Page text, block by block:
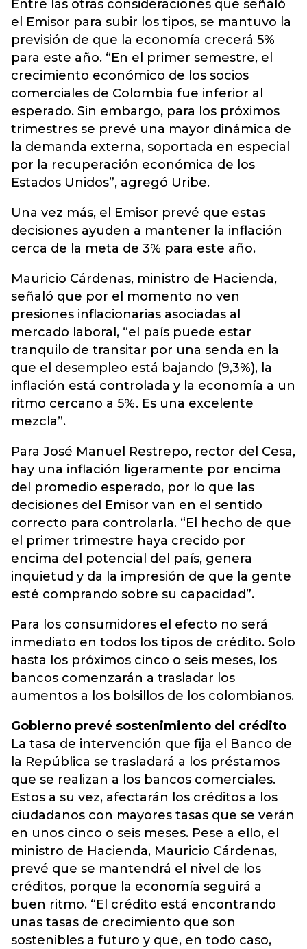
Entre las otras consideraciones que señaló
el Emisor para subir los tipos, se mantuvo la
previsión de que la economía crecerá 5%
para este año. “En el primer semestre, el
crecimiento económico de los socios
comerciales de Colombia fue inferior al
esperado. Sin embargo, para los próximos
trimestres se prevé una mayor dinámica de
la demanda externa, soportada en especial
por la recuperación económica de los
Estados Unidos”, agregó Uribe.
Una vez más, el Emisor prevé que estas
decisiones ayuden a mantener la inflación
cerca de la meta de 3% para este año.
Mauricio Cárdenas, ministro de Hacienda,
señaló que por el momento no ven
presiones inflacionarias asociadas al
mercado laboral, “el país puede estar
tranquilo de transitar por una senda en la
que el desempleo está bajando (9,3%), la
inflación está controlada y la economía a un
ritmo cercano a 5%. Es una excelente
mezcla”.
Para José Manuel Restrepo, rector del Cesa,
hay una inflación ligeramente por encima
del promedio esperado, por lo que las
decisiones del Emisor van en el sentido
correcto para controlarla. “El hecho de que
el primer trimestre haya crecido por
encima del potencial del país, genera
inquietud y da la impresión de que la gente
esté comprando sobre su capacidad”.
Para los consumidores el efecto no será
inmediato en todos los tipos de crédito. Solo
hasta los próximos cinco o seis meses, los
bancos comenzarán a trasladar los
aumentos a los bolsillos de los colombianos.
Gobierno prevé sostenimiento del crédito
La tasa de intervención que fija el Banco de
la República se trasladará a los préstamos
que se realizan a los bancos comerciales.
Estos a su vez, afectarán los créditos a los
ciudadanos con mayores tasas que se verán
en unos cinco o seis meses. Pese a ello, el
ministro de Hacienda, Mauricio Cárdenas,
prevé que se mantendrá el nivel de los
créditos, porque la economía seguirá a
buen ritmo. “El crédito está encontrando
unas tasas de crecimiento que son
sostenibles a futuro y que, en todo caso,